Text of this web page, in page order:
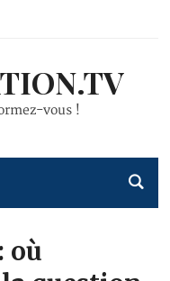
vous !
où